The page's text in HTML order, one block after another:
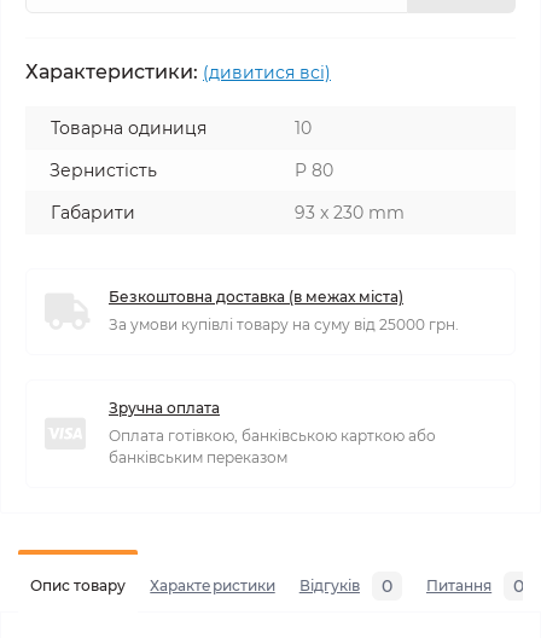
Характеристики: (дивитися всі)
Товарна одиниця
10
Зернистість
P 80
Габарити
93 x 230 mm
Безкоштовна доставка (в межах міста)
За умови купівлі товару на суму від 25000 грн.
Зручна оплата
Оплата готівкою, банківською карткою або
банківським переказом
Опис товару Характеристики Відгуків 0 Питання 0